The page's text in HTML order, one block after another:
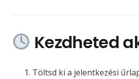
Kezdheted
Töltsd ki a jelentkezési